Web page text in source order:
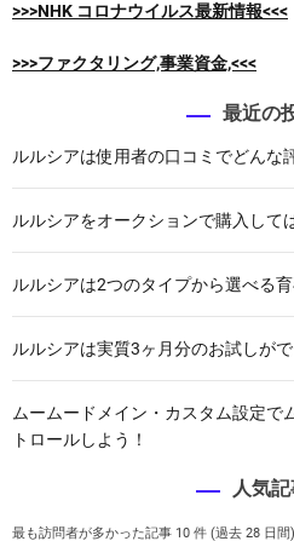
>>>NHK コロナウイルス最新情報<<<
>>>ファクタリング,事業資金,<<<
最近の
ルルシアは使用者の口コミでどんな
ルルシアをオークションで購入して
ルルシアは2つのタイプから選べる育
ルルシアは実質3ヶ月分のお試しが
ムームードメイン・カスタム設定で
トロールしよう！
人気
最も訪問者が多かった記事 10 件 (過去 28 日間)